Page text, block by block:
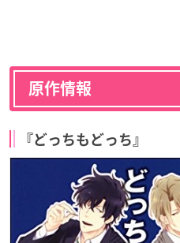
原作情報
『どっちもどっち』